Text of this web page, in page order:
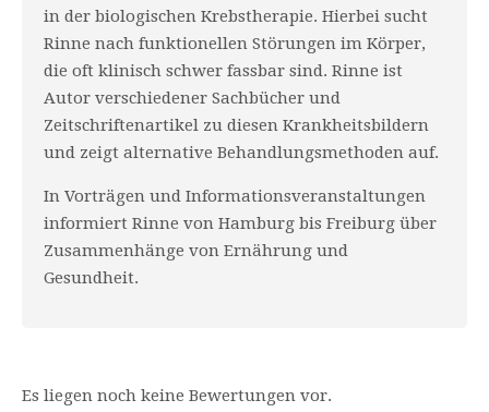
in der biologischen Krebstherapie. Hierbei sucht
Rinne nach funktionellen Störungen im Körper,
die oft klinisch schwer fassbar sind. Rinne ist
Autor verschiedener Sachbücher und
Zeitschriftenartikel zu diesen Krankheitsbildern
und zeigt alternative Behandlungsmethoden auf.
In Vorträgen und Informationsveranstaltungen
informiert Rinne von Hamburg bis Freiburg über
Zusammenhänge von Ernährung und
Gesundheit.
Es liegen noch keine Bewertungen vor.